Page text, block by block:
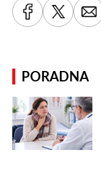
PORADNA